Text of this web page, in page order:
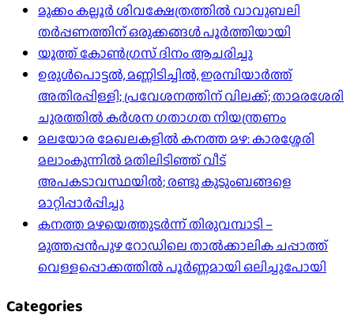
മുക്കം കല്ലൂർ ശിവക്ഷേത്രത്തിൽ വാവുബലി
തർപ്പണത്തിന് ഒരുക്കങ്ങൾ പൂർത്തിയായി
യൂത്ത് കോൺഗ്രസ് ദിനം ആചരിച്ചു
ഉരുൾപൊട്ടൽ, മണ്ണിടിച്ചിൽ, ഇരമ്പിയാര്‍ത്ത്
അതിരപ്പിള്ളി; പ്രവേശനത്തിന് വിലക്ക്; താമരശേരി
ചുരത്തില്‍ കര്‍ശന ഗതാഗത നിയന്ത്രണം
മലയോര മേഖലകളിൽ കനത്ത മഴ: കാരശ്ശേരി
മലാംകുന്നിൽ മതിലിടിഞ്ഞ് വീട്
അപകടാവസ്ഥയിൽ; രണ്ടു കുടുംബങ്ങളെ
മാറ്റിപ്പാർപ്പിച്ചു
കനത്ത മഴയെത്തുടർന്ന് തിരുവമ്പാടി –
മുത്തപ്പൻപുഴ റോഡിലെ താൽക്കാലിക ചപ്പാത്ത്
വെള്ളപ്പൊക്കത്തിൽ പൂർണ്ണമായി ഒലിച്ചുപോയി
Categories